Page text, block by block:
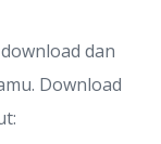
dan
Download